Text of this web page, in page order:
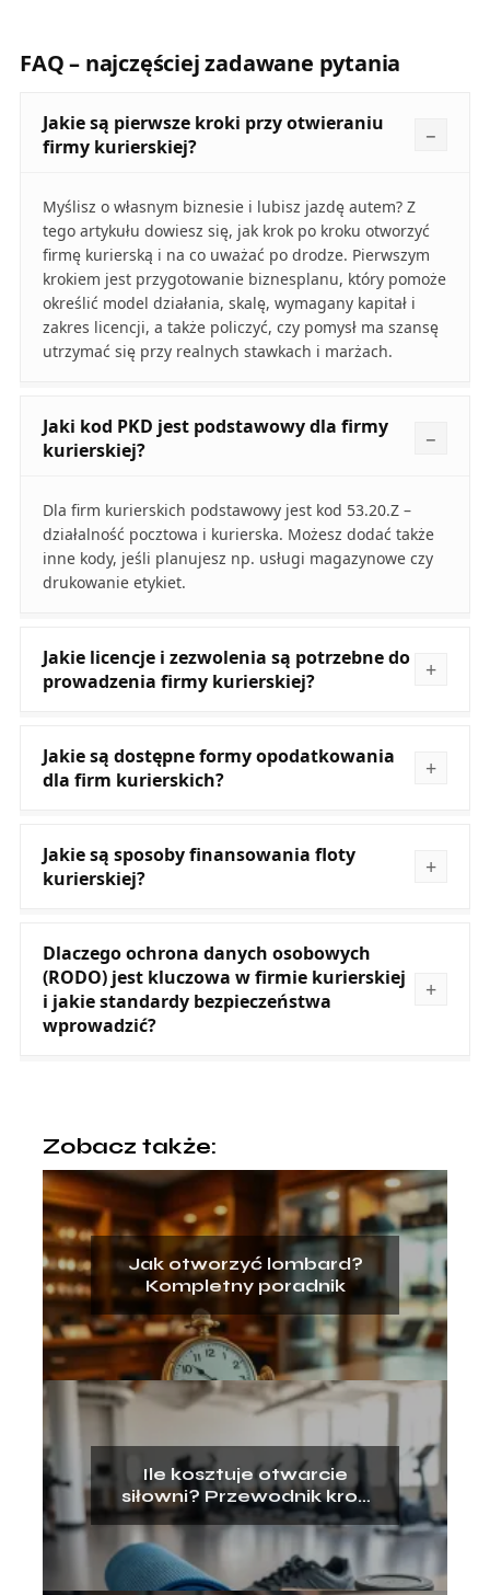
FAQ – najczęściej zadawane pytania
Jakie są pierwsze kroki przy otwieraniu
firmy kurierskiej?
Myślisz o własnym biznesie i lubisz jazdę autem? Z
tego artykułu dowiesz się, jak krok po kroku otworzyć
firmę kurierską i na co uważać po drodze. Pierwszym
krokiem jest przygotowanie biznesplanu, który pomoże
określić model działania, skalę, wymagany kapitał i
zakres licencji, a także policzyć, czy pomysł ma szansę
utrzymać się przy realnych stawkach i marżach.
Jaki kod PKD jest podstawowy dla firmy
kurierskiej?
Dla firm kurierskich podstawowy jest kod 53.20.Z –
działalność pocztowa i kurierska. Możesz dodać także
inne kody, jeśli planujesz np. usługi magazynowe czy
drukowanie etykiet.
Jakie licencje i zezwolenia są potrzebne do
prowadzenia firmy kurierskiej?
Jakie są dostępne formy opodatkowania
dla firm kurierskich?
Jakie są sposoby finansowania floty
kurierskiej?
Dlaczego ochrona danych osobowych
(RODO) jest kluczowa w firmie kurierskiej
i jakie standardy bezpieczeństwa
wprowadzić?
Zobacz także:
Jak otworzyć lombard?
Kompletny poradnik
Ile kosztuje otwarcie
siłowni? Przewodnik krok
po kroku